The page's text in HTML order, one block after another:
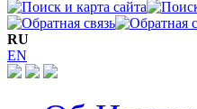
RU
EN